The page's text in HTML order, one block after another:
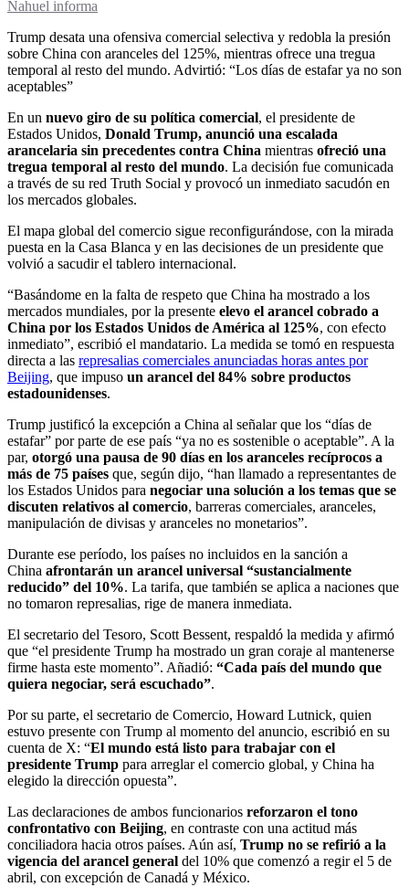
Nahuel informa
Trump desata una ofensiva comercial selectiva y redobla la presión
sobre China con aranceles del 125%, mientras ofrece una tregua
temporal al resto del mundo. Advirtió: “Los días de estafar ya no son
aceptables”
En un nuevo giro de su política comercial, el presidente de
Estados Unidos, Donald Trump, anunció una escalada
arancelaria sin precedentes contra China mientras ofreció una
tregua temporal al resto del mundo. La decisión fue comunicada
a través de su red Truth Social y provocó un inmediato sacudón en
los mercados globales.
El mapa global del comercio sigue reconfigurándose, con la mirada
puesta en la Casa Blanca y en las decisiones de un presidente que
volvió a sacudir el tablero internacional.
“Basándome en la falta de respeto que China ha mostrado a los
mercados mundiales, por la presente elevo el arancel cobrado a
China por los Estados Unidos de América al 125%, con efecto
inmediato”, escribió el mandatario. La medida se tomó en respuesta
directa a las represalias comerciales anunciadas horas antes por
Beijing, que impuso un arancel del 84% sobre productos
estadounidenses.
Trump justificó la excepción a China al señalar que los “días de
estafar” por parte de ese país “ya no es sostenible o aceptable”. A la
par, otorgó una pausa de 90 días en los aranceles recíprocos a
más de 75 países que, según dijo, “han llamado a representantes de
los Estados Unidos para negociar una solución a los temas que se
discuten relativos al comercio, barreras comerciales, aranceles,
manipulación de divisas y aranceles no monetarios”.
Durante ese período, los países no incluidos en la sanción a
China afrontarán un arancel universal “sustancialmente
reducido” del 10%. La tarifa, que también se aplica a naciones que
no tomaron represalias, rige de manera inmediata.
El secretario del Tesoro, Scott Bessent, respaldó la medida y afirmó
que “el presidente Trump ha mostrado un gran coraje al mantenerse
firme hasta este momento”. Añadió: “Cada país del mundo que
quiera negociar, será escuchado”.
Por su parte, el secretario de Comercio, Howard Lutnick, quien
estuvo presente con Trump al momento del anuncio, escribió en su
cuenta de X: “El mundo está listo para trabajar con el
presidente Trump para arreglar el comercio global, y China ha
elegido la dirección opuesta”.
Las declaraciones de ambos funcionarios reforzaron el tono
confrontativo con Beijing, en contraste con una actitud más
conciliadora hacia otros países. Aún así, Trump no se refirió a la
vigencia del arancel general del 10% que comenzó a regir el 5 de
abril, con excepción de Canadá y México.